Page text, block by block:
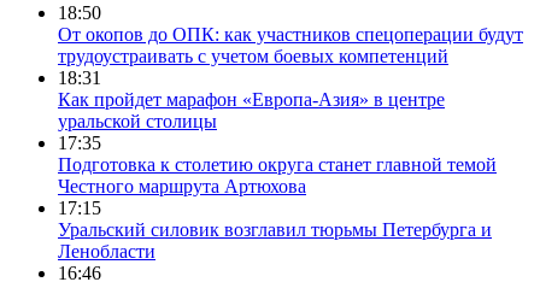
18:50
От окопов до ОПК: как участников спецоперации будут
трудоустраивать с учетом боевых компетенций
18:31
Как пройдет марафон «Европа-Азия» в центре
уральской столицы
17:35
Подготовка к столетию округа станет главной темой
Честного маршрута Артюхова
17:15
Уральский силовик возглавил тюрьмы Петербурга и
Ленобласти
16:46